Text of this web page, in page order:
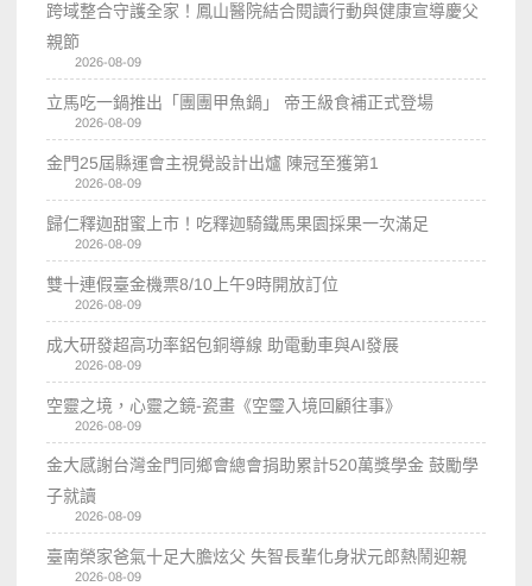
跨域整合守護全家！鳳山醫院結合閱讀行動與健康宣導慶父
親節
2026-08-09
立馬吃一鍋推出「團團甲魚鍋」 帝王級食補正式登場
2026-08-09
金門25屆縣運會主視覺設計出爐 陳冠至獲第1
2026-08-09
歸仁釋迦甜蜜上市！吃釋迦騎鐵馬果園採果一次滿足
2026-08-09
雙十連假臺金機票8/10上午9時開放訂位
2026-08-09
成大研發超高功率鋁包銅導線 助電動車與AI發展
2026-08-09
空靈之境，心靈之鏡-瓷畫《空𩆜入境回顧往事》
2026-08-09
金大感謝台灣金門同鄉會總會捐助累計520萬獎學金 鼓勵學
子就讀
2026-08-09
臺南榮家爸氣十足大膽炫父 失智長輩化身狀元郎熱鬧迎親
2026-08-09